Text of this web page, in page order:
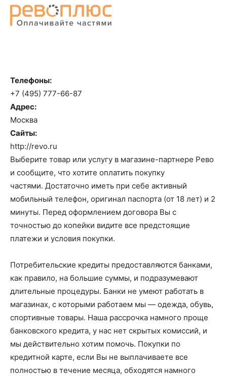
Телефоны:
+7 (495) 777-66-87
Адрес:
Москва
Сайты:
http://revo.ru
Выберите товар или услугу в магазине-партнере Рево
и сообщите, что хотите оплатить покупку
частями. Достаточно иметь при себе активный
мобильный телефон, оригинал паспорта (от 18 лет) и 2
минуты. Перед оформлением договора Вы с
точностью до копейки видите все предстоящие
платежи и условия покупки.
Потребительские кредиты предоставляются банками,
как правило, на большие суммы, и подразумевают
длительные процедуры. Банки не умеют работать в
магазинах, с которыми работаем мы — одежда, обувь,
спортивные товары. Наша рассрочка намного проще
банковского кредита, у нас нет скрытых комиссий, и
мы действительно хотим помочь. Покупки по
кредитной карте, если Вы не выплачиваете все
полностью в течение месяца, обходятся намного